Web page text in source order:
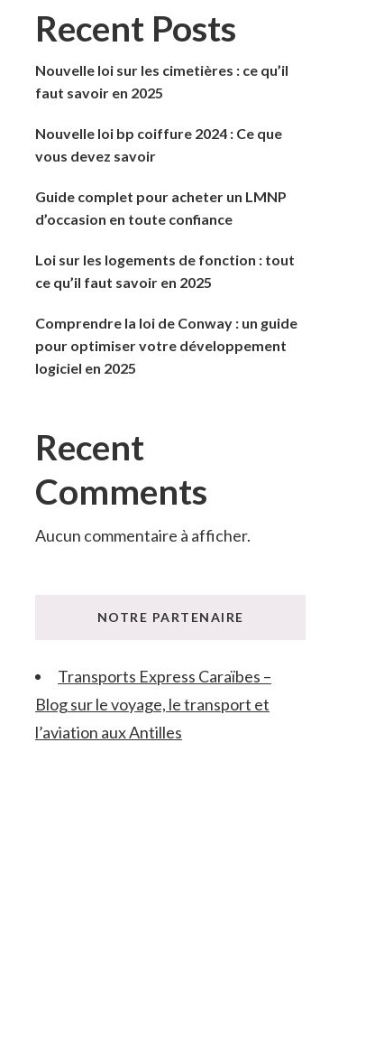
Recent Posts
Nouvelle loi sur les cimetières : ce qu’il
faut savoir en 2025
Nouvelle loi bp coiffure 2024 : Ce que
vous devez savoir
Guide complet pour acheter un LMNP
d’occasion en toute confiance
Loi sur les logements de fonction : tout
ce qu’il faut savoir en 2025
Comprendre la loi de Conway : un guide
pour optimiser votre développement
logiciel en 2025
Recent
Comments
Aucun commentaire à afficher.
NOTRE PARTENAIRE
Transports Express Caraïbes –
Blog sur le voyage, le transport et
l’aviation aux Antilles